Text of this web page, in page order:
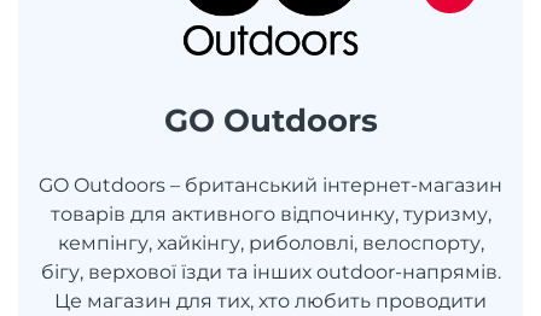
GO Outdoors
GO Outdoors – британський інтернет-магазин
товарів для активного відпочинку, туризму,
кемпінгу, хайкінгу, риболовлі, велоспорту,
бігу, верхової їзди та інших outdoor-напрямів.
Це магазин для тих, хто любить проводити